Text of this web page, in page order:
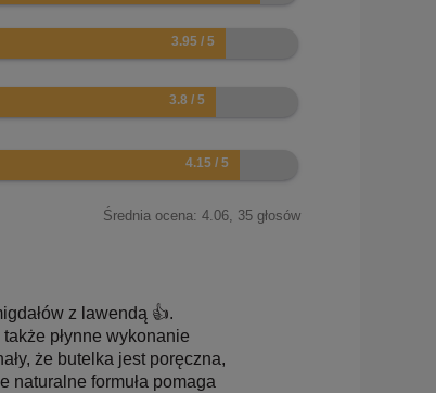
Średnia ocena: 4.06, 35głosów
z lawendą 👍.
płynne wykonanie
że butelka jest poręczna,
naturalne formuła pomaga